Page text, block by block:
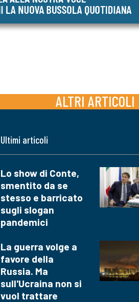
ALTRI ARTICOLI
Ultimi articoli
Lo show di Conte,
smentito da se
stesso e barricato
sugli slogan
pandemici
La guerra volge a
favore della
Russia. Ma
sull'Ucraina non si
vuol trattare